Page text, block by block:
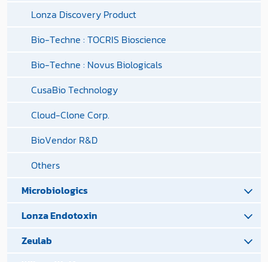
Lonza Discovery Product
Bio-Techne : TOCRIS Bioscience
Bio-Techne : Novus Biologicals
CusaBio Technology
Cloud-Clone Corp.
BioVendor R&D
Others
Microbiologics
Lonza Endotoxin
Zeulab